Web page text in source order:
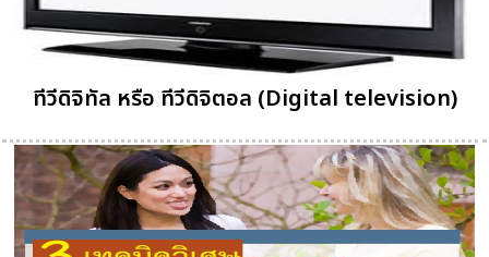
ทีวีดิจิทัล หรือ ทีวีดิจิตอล (Digital television)